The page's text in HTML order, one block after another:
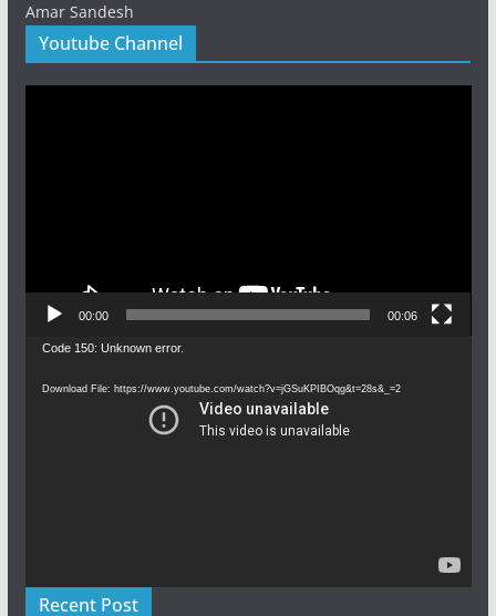
Amar Sandesh
Youtube Channel
00:00 00:06
Video
Code 150: Unknown error.
Download File: https://www.youtube.com/watch?v=jGSuKPIBOqg&t=28s&_=2
Recent Post